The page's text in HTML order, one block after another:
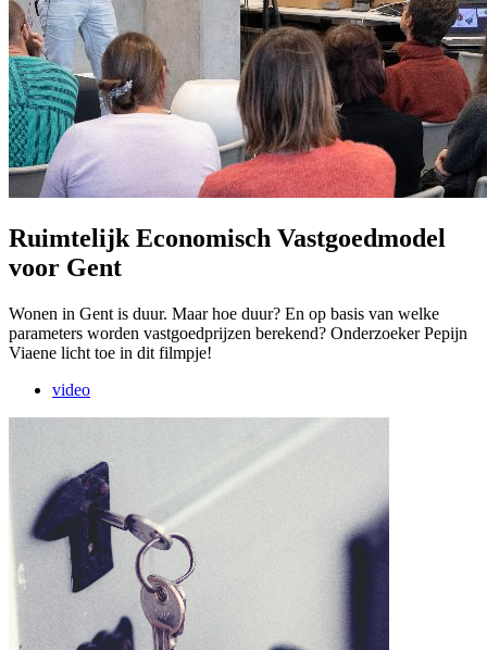
Ruimtelijk Economisch Vastgoedmodel
voor Gent
Wonen in Gent is duur. Maar hoe duur? En op basis van welke
parameters worden vastgoedprijzen berekend? Onderzoeker Pepijn
Viaene licht toe in dit filmpje!
video